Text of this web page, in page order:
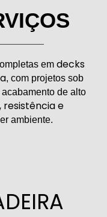
em decks
, com projetos sob
de alto
resistência e
ambiente.